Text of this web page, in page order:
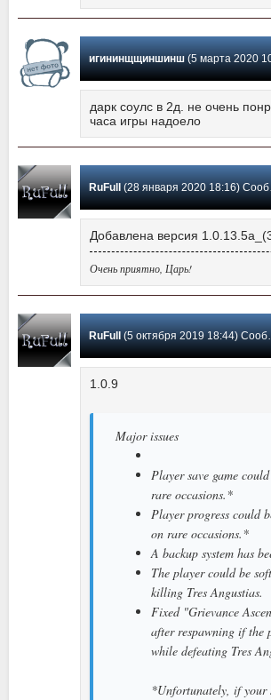
игининщщиншинш(5 марта 2020 10:32) Сообщение
дарк соулс в 2д. не очень
часа игры надоело
RuFull (28 января 2020 18:16) Сообщение #2
Добавлена версия
Очень приятно, Царь!
RuFull (5 октября 2019 18:44) Сообщение #1
1.0.9
Major issues
Player save game
rare occasions.*
Player progress could
on rare occasions.*
A backup system has
The player could be
killing Tres Angustias.
Fixed "Grievance
after respawning if the
while defeating Tres
*Unfortunately, if your